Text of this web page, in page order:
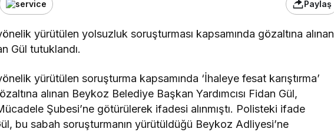
Paylaş
yürütülen yolsuzluk soruşturması kapsamında gözaltına alınan
Gül tutuklandı.
yürütülen soruşturma kapsamında ‘İhaleye fesat karıştırma’
alınan Beykoz Belediye Başkan Yardımcısı Fidan Gül,
Şubesi’ne götürülerek ifadesi alınmıştı. Polisteki ifade
bu sabah soruşturmanın yürütüldüğü Beykoz Adliyesi’ne